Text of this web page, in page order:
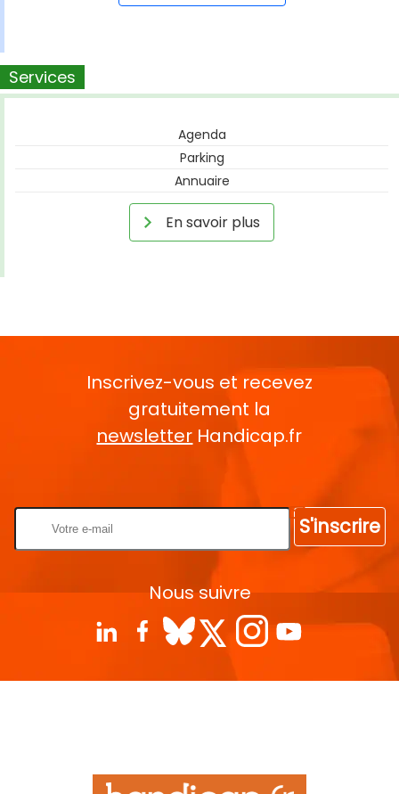
Services
Agenda
Parking
Annuaire
En savoir plus
Inscrivez-vous et recevez
gratuitement la
newsletter Handicap.fr
S'inscrire
Nous suivre